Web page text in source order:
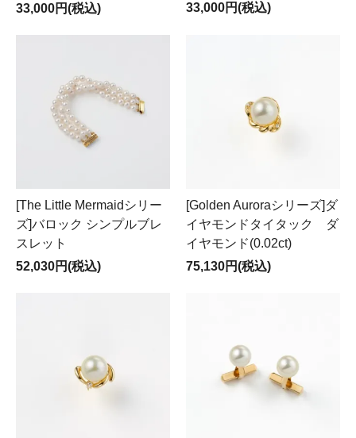
33,000円(税込)
33,000円(税込)
[The Little Mermaidシリー
ズ]バロック シンプルブレ
スレット
52,030円(税込)
[Golden Auroraシリーズ]ダ
イヤモンドタイタック ダ
イヤモンド(0.02ct)
75,130円(税込)